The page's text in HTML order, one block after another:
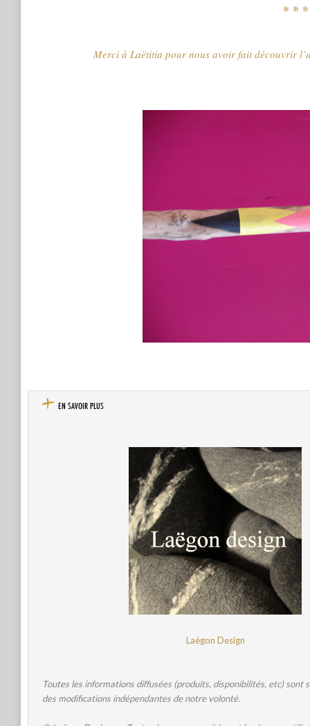
* *
Merci à Laëtitia pour nous avoir fait découvrir
EN SAVOIR PLUS
Laëgon Design
Toutes les informations diffusées (produits, disponibilités, etc)sont
des modifications indépendantes de notre volonté.